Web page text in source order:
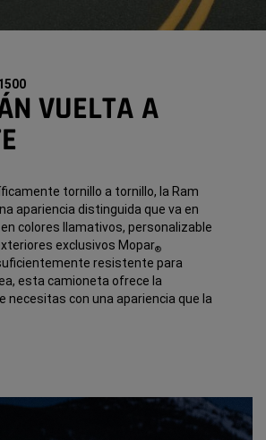
VUELTA A
tornillo a tornillo, la Ram
apariencia distinguida que va en
colores llamativos, personalizable
exclusivos Mopar®
resistente para
esta camioneta ofrece la
necesitas con una apariencia que la